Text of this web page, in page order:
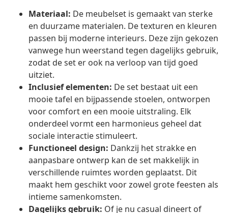
Materiaal: De meubelset is gemaakt van sterke
en duurzame materialen. De texturen en kleuren
passen bij moderne interieurs. Deze zijn gekozen
vanwege hun weerstand tegen dagelijks gebruik,
zodat de set er ook na verloop van tijd goed
uitziet.
Inclusief elementen: De set bestaat uit een
mooie tafel en bijpassende stoelen, ontworpen
voor comfort en een mooie uitstraling. Elk
onderdeel vormt een harmonieus geheel dat
sociale interactie stimuleert.
Functioneel design: Dankzij het strakke en
aanpasbare ontwerp kan de set makkelijk in
verschillende ruimtes worden geplaatst. Dit
maakt hem geschikt voor zowel grote feesten als
intieme samenkomsten.
Dagelijks gebruik: Of je nu casual dineert of